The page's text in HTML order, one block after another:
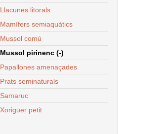
Llacunes litorals
Mamífers semiaquàtics
Mussol comú
Mussol pirinenc (-)
Papallones amenaçades
Prats seminaturals
Samaruc
Xoriguer petit